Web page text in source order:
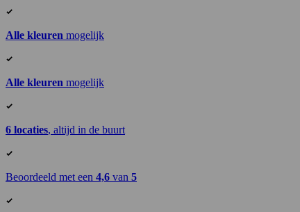
Alle kleuren mogelijk
Alle kleuren mogelijk
6 locaties, altijd in de buurt
Beoordeeld met een 4,6 van 5